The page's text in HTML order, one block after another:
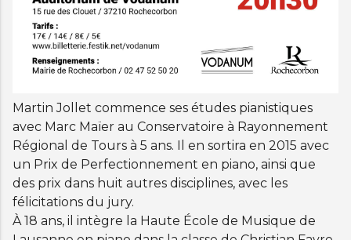
Martin Jollet commence ses études pianistiques
avec Marc Maïer au Conservatoire à Rayonnement
Régional de Tours à 5 ans. Il en sortira en 2015 avec
un Prix de Perfectionnement en piano, ainsi que
des prix dans huit autres disciplines, avec les
félicitations du jury.
À 18 ans, il intègre la Haute École de Musique de